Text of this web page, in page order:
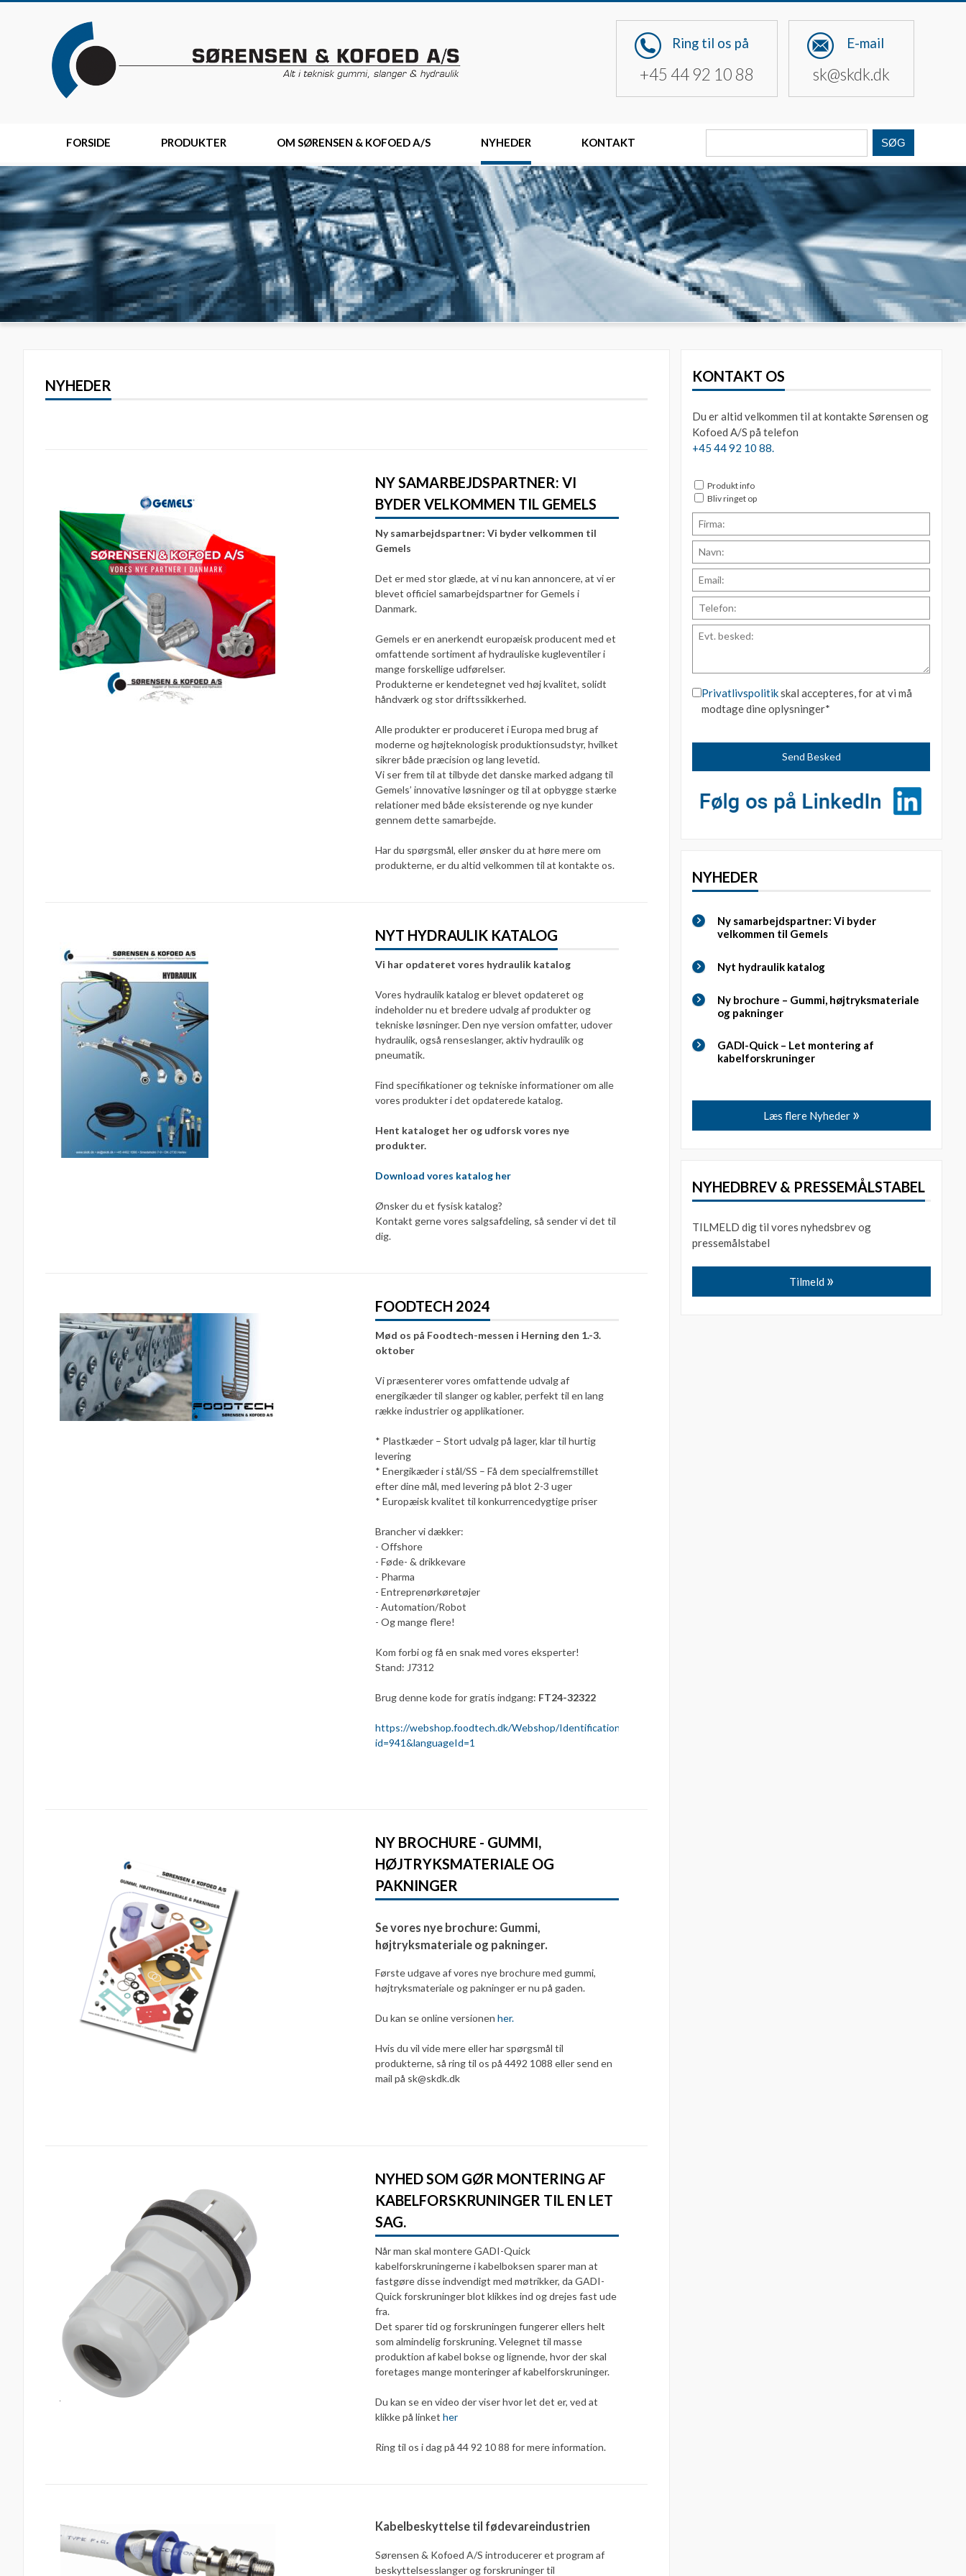
E-mail
sk@skdk.dk
Ring til os på
+45 44 92 10 88
FORSIDE PRODUKTER OM SØRENSEN & KOFOED A/S NYHEDER KONTAKT
Søg
NYHEDER
NY SAMARBEJDSPARTNER: VI
BYDER VELKOMMEN TIL GEMELS
Ny samarbejdspartner: Vi byder velkommen til
Gemels
Det er med stor glæde, at vi nu kan annoncere, at vi er
blevet officiel samarbejdspartner for Gemels i
Danmark.
Gemels er en anerkendt europæisk producent med et
omfattende sortiment af hydrauliske kugleventiler i
mange forskellige udførelser.
Produkterne er kendetegnet ved høj kvalitet, solidt
håndværk og stor driftssikkerhed.
Alle produkter er produceret i Europa med brug af
moderne og højteknologisk produktionsudstyr, hvilket
sikrer både præcision og lang levetid.
Vi ser frem til at tilbyde det danske marked adgang til
Gemels’ innovative løsninger og til at opbygge stærke
relationer med både eksisterende og nye kunder
gennem dette samarbejde.
Har du spørgsmål, eller ønsker du at høre mere om
produkterne, er du altid velkommen til at kontakte os.
NYT HYDRAULIK KATALOG
Vi har opdateret vores hydraulik katalog
Vores hydraulik katalog er blevet opdateret og
indeholder nu et bredere udvalg af produkter og
tekniske løsninger. Den nye version omfatter, udover
hydraulik, også renseslanger, aktiv hydraulik og
pneumatik.
Find specifikationer og tekniske informationer om alle
vores produkter i det opdaterede katalog.
Hent kataloget her og udforsk vores nye
produkter.
Download vores katalog her
Ønsker du et fysisk katalog?
Kontakt gerne vores salgsafdeling, så sender vi det til
dig.
FOODTECH 2024
Mød os på Foodtech-messen i Herning den 1.-3.
oktober
Vi præsenterer vores omfattende udvalg af
energikæder til slanger og kabler, perfekt til en lang
række industrier og applikationer.
* Plastkæder – Stort udvalg på lager, klar til hurtig
levering
* Energikæder i stål/SS – Få dem specialfremstillet
efter dine mål, med levering på blot 2-3 uger
* Europæisk kvalitet til konkurrencedygtige priser
Brancher vi dækker:
- Offshore
- Føde- & drikkevare
- Pharma
- Entreprenørkøretøjer
- Automation/Robot
- Og mange flere!
Kom forbi og få en snak med vores eksperter!
Stand: J7312
Brug denne kode for gratis indgang: FT24-32322
https://webshop.foodtech.dk/Webshop/Identification?
id=941&languageId=1
NY BROCHURE - GUMMI,
HØJTRYKSMATERIALE OG
PAKNINGER
Se vores nye brochure: Gummi,
højtryksmateriale og pakninger.
Første udgave af vores nye brochure med gummi,
højtryksmateriale og pakninger er nu på gaden.
Du kan se online versionenher.
Hvis du vil vide mere eller har spørgsmål til
produkterne, så ring til os på 4492 1088 eller send en
mail på sk@skdk.dk
NYHED SOM GØR MONTERING AF
KABELFORSKRUNINGER TIL EN LET
SAG.
Når man skal montere GADI-Quick
kabelforskruningerne i kabelboksen sparer man at
fastgøre disse indvendigt med møtrikker, da GADI-
Quick forskruninger blot klikkes ind og drejes fast ude
fra.
Det sparer tid og forskruningen fungerer ellers helt
som almindelig forskruning. Velegnet til masse
produktion af kabel bokse og lignende, hvor der skal
foretages mange monteringer af kabelforskruninger.
Du kan se en video der viser hvor let det er, ved at
klikke på linkether
Ring til os i dag på 44 92 10 88 for mere information.
Kabelbeskyttelse til fødevareindustrien
Sørensen & Kofoed A/S introducerer et program af
beskyttelsesslanger og forskruninger til
KONTAKT OS
Du er altid velkommen til at kontakte Sørensen og
Kofoed A/S på telefon
+45 44 92 10 88.
Produkt info
Bliv ringet op
Privatlivspolitikskal accepteres, for at vi må
modtage dine oplysninger*
NYHEDER
Ny samarbejdspartner: Vi byder
velkommen til Gemels
Nyt hydraulik katalog
Ny brochure – Gummi, højtryksmateriale
og pakninger
GADI-Quick – Let montering af
kabelforskruninger
Læs flere Nyheder
NYHEDBREV & PRESSEMÅLSTABEL
TILMELD dig til vores nyhedsbrev og
pressemålstabel
Tilmeld